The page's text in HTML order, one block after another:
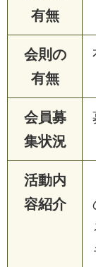
有無
会則の
有無
会員募
集状況
活動内
容紹介